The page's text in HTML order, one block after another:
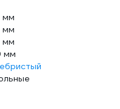
мм
мм
мм
мм